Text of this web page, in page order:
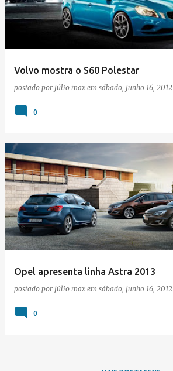
Volvo mostra o S60 Polestar
postado por júlio max em sábado, junho 16, 2012
0
Opel apresenta linha Astra 2013
postado por júlio max em sábado, junho 16, 2012
0